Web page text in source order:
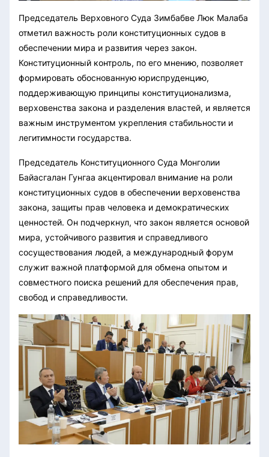
Председатель Верховного Суда Зимбабве Люк Малаба
отметил важность роли конституционных судов в
обеспечении мира и развития через закон.
Конституционный контроль, по его мнению, позволяет
формировать обоснованную юриспруденцию,
поддерживающую принципы конституционализма,
верховенства закона и разделения властей, и является
важным инструментом укрепления стабильности и
легитимности государства.
Председатель Конституционного Суда Монголии
Байасгалан Гунгаа акцентировал внимание на роли
конституционных судов в обеспечении верховенства
закона, защиты прав человека и демократических
ценностей. Он подчеркнул, что закон является основой
мира, устойчивого развития и справедливого
сосуществования людей, а международный форум
служит важной платформой для обмена опытом и
совместного поиска решений для обеспечения прав,
свобод и справедливости.